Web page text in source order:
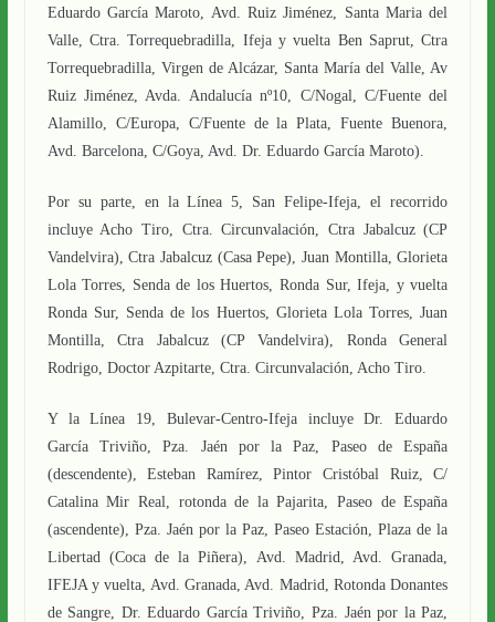
Eduardo García Maroto, Avd. Ruiz Jiménez, Santa Maria del
Valle, Ctra. Torrequebradilla, Ifeja y vuelta Ben Saprut, Ctra
Torrequebradilla, Virgen de Alcázar, Santa María del Valle, Av
Ruiz Jiménez, Avda. Andalucía nº10, C/Nogal, C/Fuente del
Alamillo, C/Europa, C/Fuente de la Plata, Fuente Buenora,
Avd. Barcelona, C/Goya, Avd. Dr. Eduardo García Maroto).
Por su parte, en la Línea 5, San Felipe-Ifeja, el recorrido
incluye Acho Tiro, Ctra. Circunvalación, Ctra Jabalcuz (CP
Vandelvira), Ctra Jabalcuz (Casa Pepe), Juan Montilla, Glorieta
Lola Torres, Senda de los Huertos, Ronda Sur, Ifeja, y vuelta
Ronda Sur, Senda de los Huertos, Glorieta Lola Torres, Juan
Montilla, Ctra Jabalcuz (CP Vandelvira), Ronda General
Rodrigo, Doctor Azpitarte, Ctra. Circunvalación, Acho Tiro.
Y la Línea 19, Bulevar-Centro-Ifeja incluye Dr. Eduardo
García Triviño, Pza. Jaén por la Paz, Paseo de España
(descendente), Esteban Ramírez, Pintor Cristóbal Ruiz, C/
Catalina Mir Real, rotonda de la Pajarita, Paseo de España
(ascendente), Pza. Jaén por la Paz, Paseo Estación, Plaza de la
Libertad (Coca de la Piñera), Avd. Madrid, Avd. Granada,
IFEJA y vuelta, Avd. Granada, Avd. Madrid, Rotonda Donantes
de Sangre, Dr. Eduardo García Triviño, Pza. Jaén por la Paz,